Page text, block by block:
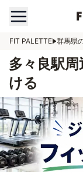
FIT PALETTE 群馬県
多々良駅
ける